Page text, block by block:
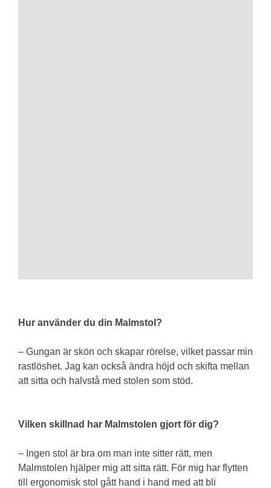
Hur använder du din Malmstol?
– Gungan är skön och skapar rörelse, vilket passar min
rastlöshet. Jag kan också ändra höjd och skifta mellan
att sitta och halvstå med stolen som stöd.
Vilken skillnad har Malmstolen gjort för dig?
– Ingen stol är bra om man inte sitter rätt, men
Malmstolen hjälper mig att sitta rätt. För mig har flytten
till ergonomisk stol gått hand i hand med att bli